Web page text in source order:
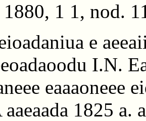
1880, 1 1, nod.
e
I.N.
eaaaoneee
aaeaada 1825 a.